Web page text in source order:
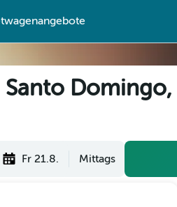
Domingo,
Fr 21.8. Mittags